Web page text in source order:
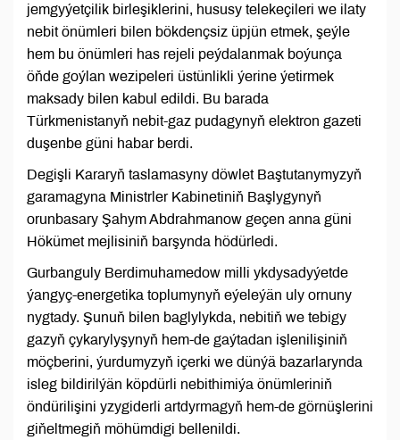
jemgyýetçilik birleşiklerini, hususy telekeçileri we ilaty
nebit önümleri bilen bökdençsiz üpjün etmek, şeýle
hem bu önümleri has rejeli peýdalanmak boýunça
öňde goýlan wezipeleri üstünlikli ýerine ýetirmek
maksady bilen kabul edildi. Bu barada
Türkmenistanyň nebit-gaz pudagynyň elektron gazeti
duşenbe güni habar berdi.
Degişli Kararyň taslamasyny döwlet Baştutanymyzyň
garamagyna Ministrler Kabinetiniň Başlygynyň
orunbasary Şahym Abdrahmanow geçen anna güni
Hökümet mejlisiniň barşynda hödürledi.
Gurbanguly Berdimuhamedow milli ykdysadyýetde
ýangyç-energetika toplumynyň eýeleýän uly ornuny
nygtady. Şunuň bilen baglylykda, nebitiň we tebigy
gazyň çykarylyşynyň hem-de gaýtadan işlenilişiniň
möçberini, ýurdumyzyň içerki we dünýä bazarlarynda
isleg bildirilýän köpdürli nebithimiýa önümleriniň
öndürilişini yzygiderli artdyrmagyň hem-de görnüşlerini
giňeltmegiň möhümdigi bellenildi.